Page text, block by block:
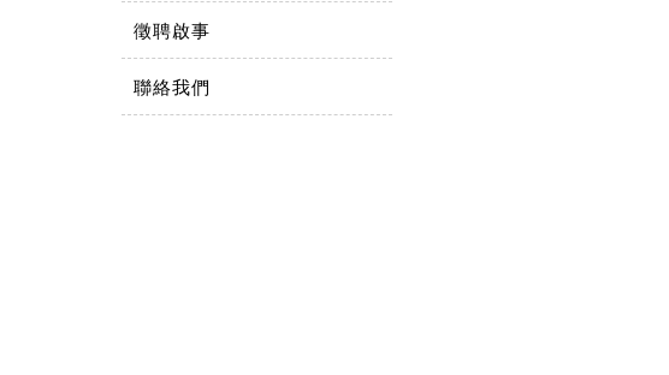
徵聘啟事
聯絡我們